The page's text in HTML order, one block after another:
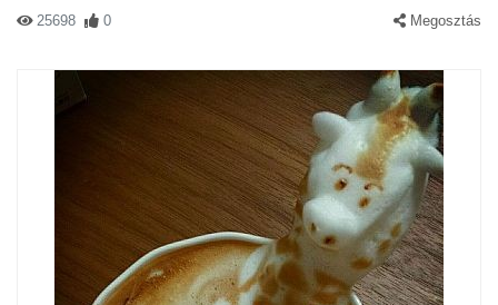
25698 0 Megosztás